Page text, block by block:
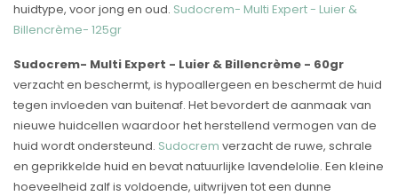
huidtype, voor jong en oud. Sudocrem- Multi Expert - Luier &
Billencrème- 125gr
Sudocrem- Multi Expert - Luier & Billencrème - 60gr
verzacht en beschermt, is hypoallergeen en beschermt de huid
tegen invloeden van buitenaf. Het bevordert de aanmaak van
nieuwe huidcellen waardoor het herstellend vermogen van de
huid wordt ondersteund. Sudocrem verzacht de ruwe, schrale
en geprikkelde huid en bevat natuurlijke lavendelolie. Een kleine
hoeveelheid zalf is voldoende, uitwrijven tot een dunne